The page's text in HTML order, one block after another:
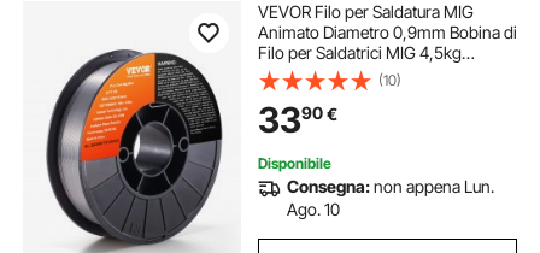
VEVOR Filo per Saldatura MIG
Animato Diametro 0,9mm Bobina di
Filo per Saldatrici MIG 4,5kg
Portatile in Acciaio Morbido
200mm, Filo di Saldatura Trazione
Massima 560 MPa per Saldatrici
MIG con Bobina
(10)
3390€
Disponibile
Consegna:non appena Lun.
Ago. 10